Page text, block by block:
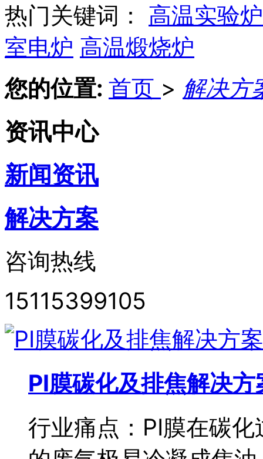
热门关键词： 高温实验炉
室电炉 高温煅烧炉
您的位置: 首页 > 解决方
资讯中心
新闻资讯
解决方案
咨询热线
15115399105
PI膜碳化及排焦解决方
行业痛点：PI膜在碳